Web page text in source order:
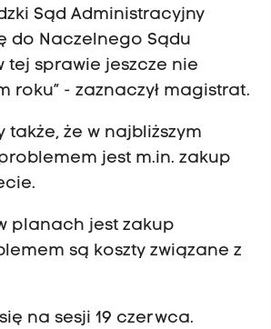
Sąd Administracyjny
do Naczelnego Sądu
sprawie jeszcze nie
roku” - zaznaczył magistrat.
że w najbliższym
jest m.in. zakup
planach jest zakup
są koszty związane z
na sesji 19 czerwca.